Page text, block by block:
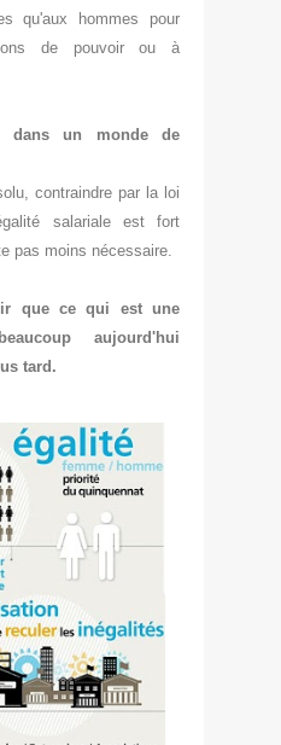
qu'aux hommes pour
de pouvoir ou à
dans un monde de
contraindre par la loi
salariale est fort
pas moins nécessaire.
que ce qui est une
aujourd'hui
tard.